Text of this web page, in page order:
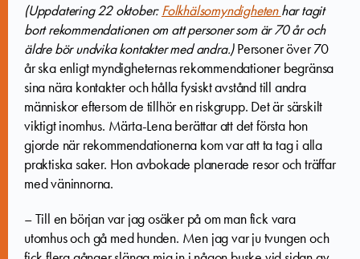
(Uppdatering 22 oktober: Folkhälsomyndighetenhar tagit
bort rekommendationen om att personer som är 70 år och
äldre bör undvika kontakter med andra.)Personer över 70
år ska enligt myndigheternas rekommendationer begränsa
sina nära kontakter och hålla fysiskt avstånd till andra
människor eftersom de tillhör en riskgrupp. Det är särskilt
viktigt inomhus. Märta-Lena berättar att det första hon
gjorde när rekommendationerna kom var att ta tag i alla
praktiska saker. Hon avbokade planerade resor och träffar
med väninnorna.
– Till en början var jag osäker på om man fick vara
utomhus och gå med hunden. Men jag var ju tvungen och